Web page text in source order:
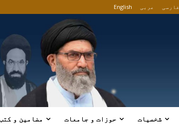
English عربی فارسی
شخصیات حوزات و جامعات مضامین و